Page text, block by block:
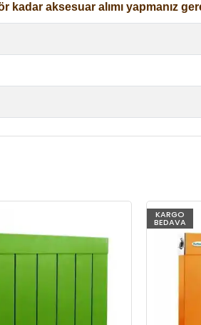
kadar aksesuar alımı yapmanız
KARGO
BEDAVA